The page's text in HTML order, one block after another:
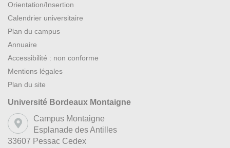
Orientation/Insertion
Calendrier universitaire
Plan du campus
Annuaire
Accessibilité : non conforme
Mentions légales
Plan du site
Université Bordeaux Montaigne
Campus Montaigne
Esplanade des Antilles
33607 Pessac Cedex